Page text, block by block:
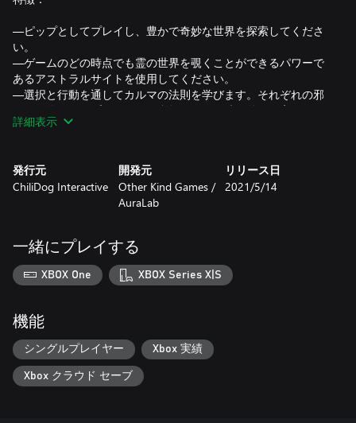
—ピップとしてプレイし、豊かで奇妙な世界を探索してくださ
い。
—ゲームのどの時点でも霊の世界を覗くことができるパワーで
あるアストラルサイトを使用してください。
—選択と行動を通してカルマの法則を学びます。それぞれの邪
悪な行為はピップのカルマを台無しにし、彼の外見を変えま
す。善行はカルマを浄化します。キーキャラクターはピップの
—ピップと彼の奇妙な環境とのさまざまな相互作用の手描きア
ニメーション。クエストの環境やその他のキャラクターは、状
況ごとに個別に描かれています。
ド。
詳細表示
発行元
ChiliDog Interactive
開発元
Other Kind Games /
AuraLab
リリース日
2021/5/14
一緒にプレイする
XBOX One XBOX Series X|S
機能
シングルプレイヤー Xbox 実績
Xbox クラウド セーブ